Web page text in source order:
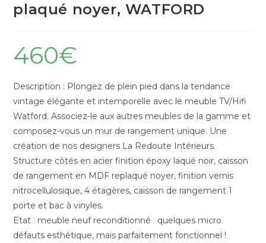
plaqué noyer, WATFORD
460€
Description : Plongez de plein pied dans la tendance
vintage élégante et intemporelle avec le meuble TV/Hifi
Watford. Associez-le aux autres meubles de la gamme et
composez-vous un mur de rangement unique. Une
création de nos designers La Redoute Intérieurs.
Structure côtés en acier finition époxy laqué noir, caisson
de rangement en MDF replaqué noyer, finition vernis
nitrocellulosique, 4 étagères, caisson de rangement 1
porte et bac à vinyles.
Etat : meuble neuf reconditionné : quelques micro
défauts esthétique, mais parfaitement fonctionnel !